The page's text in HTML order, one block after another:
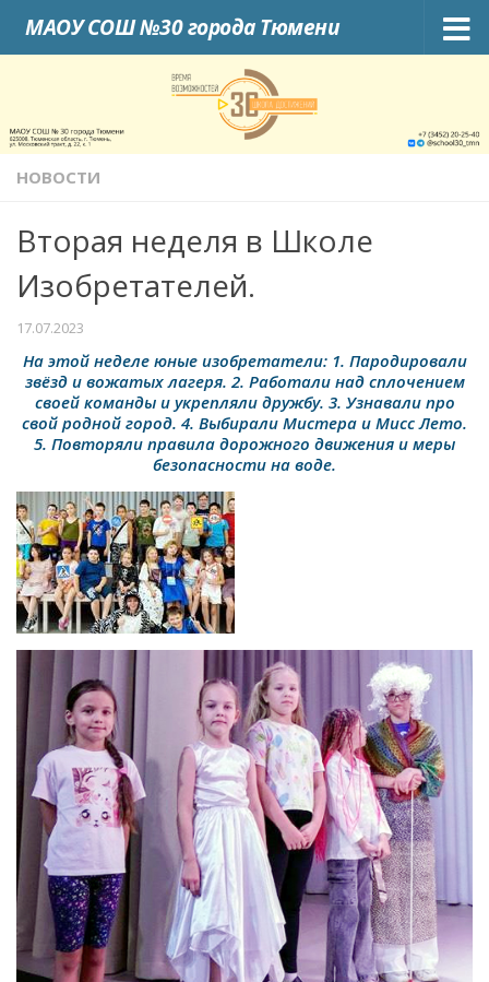
Skip to content
МАОУ СОШ №30 города Тюмени
НОВОСТИ
Вторая неделя в Школе
Изобретателей.
17.07.2023
На этой неделе юные изобретатели: 1. Пародировали
звёзд и вожатых лагеря. 2. Работали над сплочением
своей команды и укрепляли дружбу. 3. Узнавали про
свой родной город. 4. Выбирали Мистера и Мисс Лето.
5. Повторяли правила дорожного движения и меры
безопасности на воде.